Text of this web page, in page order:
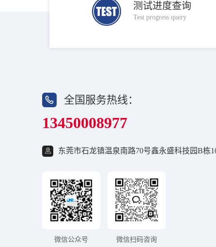
测试进度查询
Test progress query
全国服务热线：
13450008977
东莞市石龙镇温泉南路70号鑫永盛科技园B栋
微信公众号 微信扫码咨询